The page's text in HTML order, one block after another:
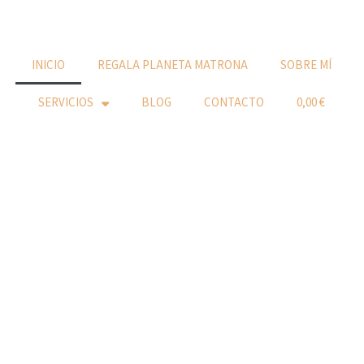
INICIO
REGALA PLANETA MATRONA SOBRE MÍ
SERVICIOS BLOG CONTACTO 0,00 €